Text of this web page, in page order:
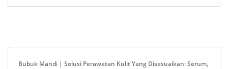
Bubuk Mandi | Solusi Perawatan Kulit Yang Disesuaikan: Serum,